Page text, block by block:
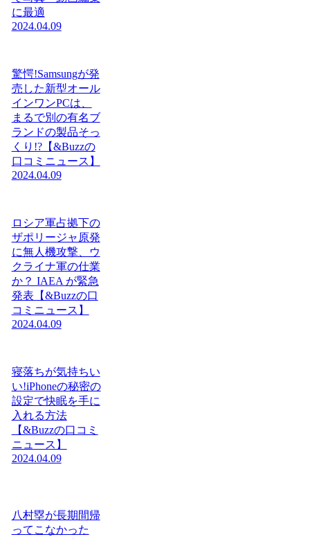
に最適
2024.04.09
驚愕!Samsungが発
売した新型オール
インワンPCは、
まるで別の有名ブ
ランドの製品そっ
くり!?【&Buzzの
口コミニュース】
2024.04.09
ロシア軍占拠下の
ザポリージャ原発
に無人機攻撃、ウ
クライナ軍の仕業
か？ IAEA が緊急
発表【&Buzzの口
コミニュース】
2024.04.09
寝落ちが気持ちい
い!iPhoneの秘密の
設定で快眠を手に
入れる方法
【&Buzzの口コミ
ニュース】
2024.04.09
八村塁が長期間帰
ってこなかった